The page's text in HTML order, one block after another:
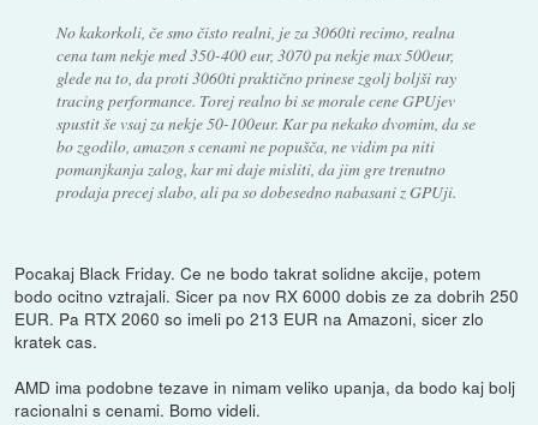
No kakorkoli, če smo čisto realni, je za 3060ti recimo, realna
cena tam nekje med 350-400 eur, 3070 pa nekje max 500eur,
glede na to, da proti 3060ti praktično prinese zgolj boljši ray
tracing performance. Torej realno bi se morale cene GPUjev
spustit še vsaj za nekje 50-100eur. Kar pa nekako dvomim, da se
bo zgodilo, amazon s cenami ne popušča, ne vidim pa niti
pomanjkanja zalog, kar mi daje misliti, da jim gre trenutno
prodaja precej slabo, ali pa so dobesedno nabasani z GPUji.
Pocakaj Black Friday. Ce ne bodo takrat solidne akcije, potem
bodo ocitno vztrajali. Sicer pa nov RX 6000 dobis ze za dobrih 250
EUR. Pa RTX 2060 so imeli po 213 EUR na Amazoni, sicer zlo
kratek cas.
AMD ima podobne tezave in nimam veliko upanja, da bodo kaj bolj
racionalni s cenami. Bomo videli.